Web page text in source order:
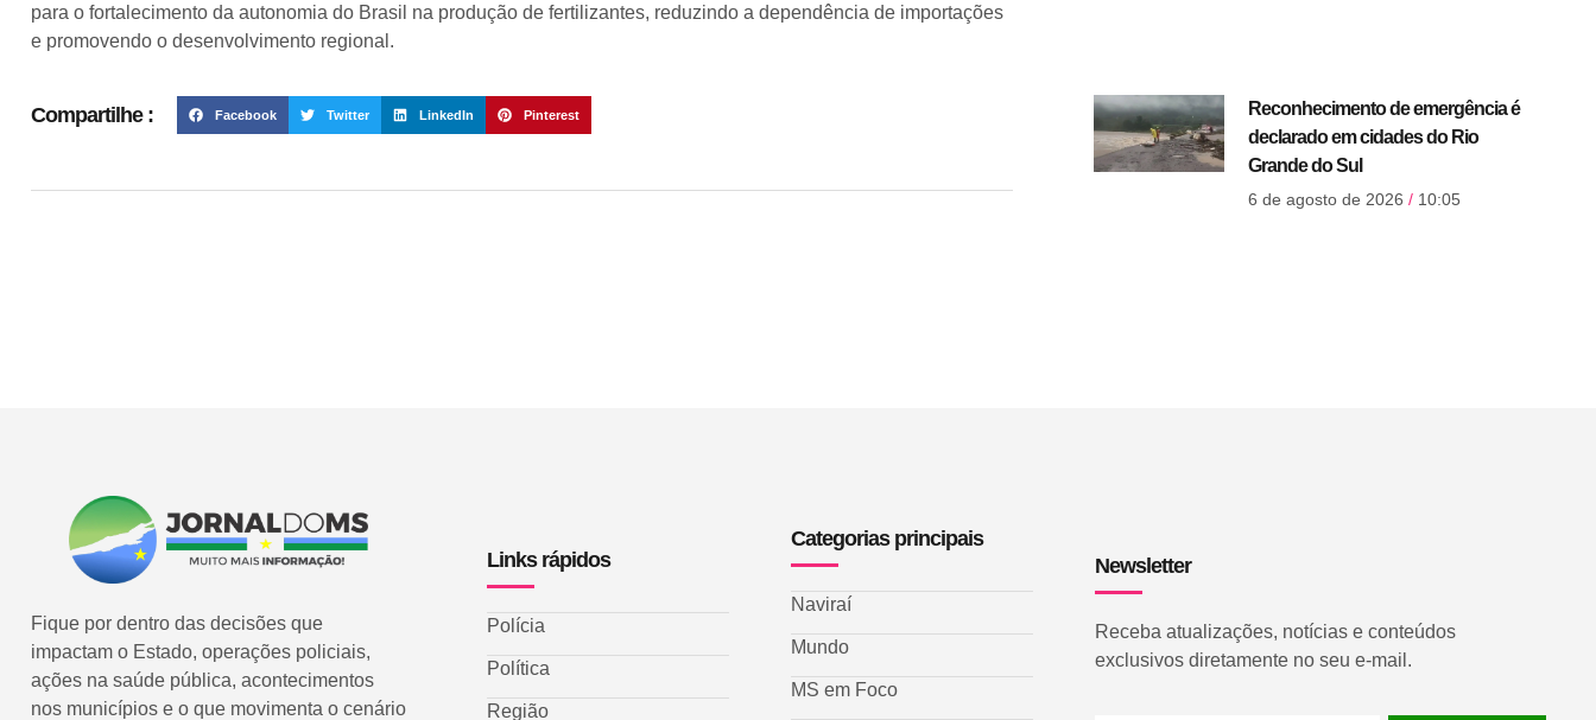
para o fortalecimento da autonomia do Brasil na produção de fertilizantes, reduzindo a dependência de importações
e promovendo o desenvolvimento regional.
Compartilhe : Facebook Twitter LinkedIn Pinterest
Reconhecimento de emergência é
declarado em cidades do Rio
Grande do Sul
6 de agosto de 2026 10:05
Fique por dentro das decisões que
impactam o Estado, operações policiais,
ações na saúde pública, acontecimentos
nos municípios e o que movimenta o cenário
Links rápidos
Polícia
Política
Região
Categorias principais
Naviraí
Mundo
MS em Foco
Newsletter
Receba atualizações, notícias e conteúdos
exclusivos diretamente no seu e-mail.